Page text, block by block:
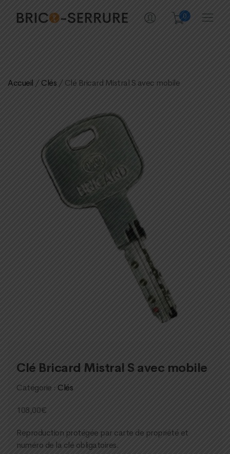
0
Accueil /Clés / Clé Bricard Mistral S avec mobile
Clé Bricard Mistral S avec mobile
Catégorie : Clés
108,00€
Reproduction protégée par carte de propriété et
numéro de la clé obligatoires.